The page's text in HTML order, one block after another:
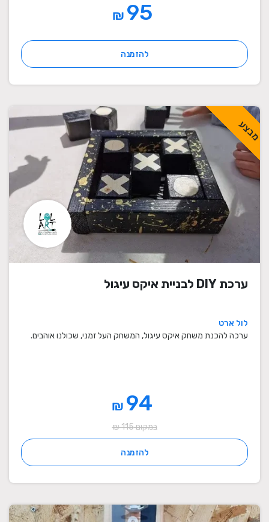
₪
להזמנה
מבצע
ערכת DIY לבניית איקס עיגול
לול ארט
ערכה להכנת משחק איקס עיגול, המשחק העל זמני, שכולנו אוהבים.
₪
במקום 115 ₪
להזמנה